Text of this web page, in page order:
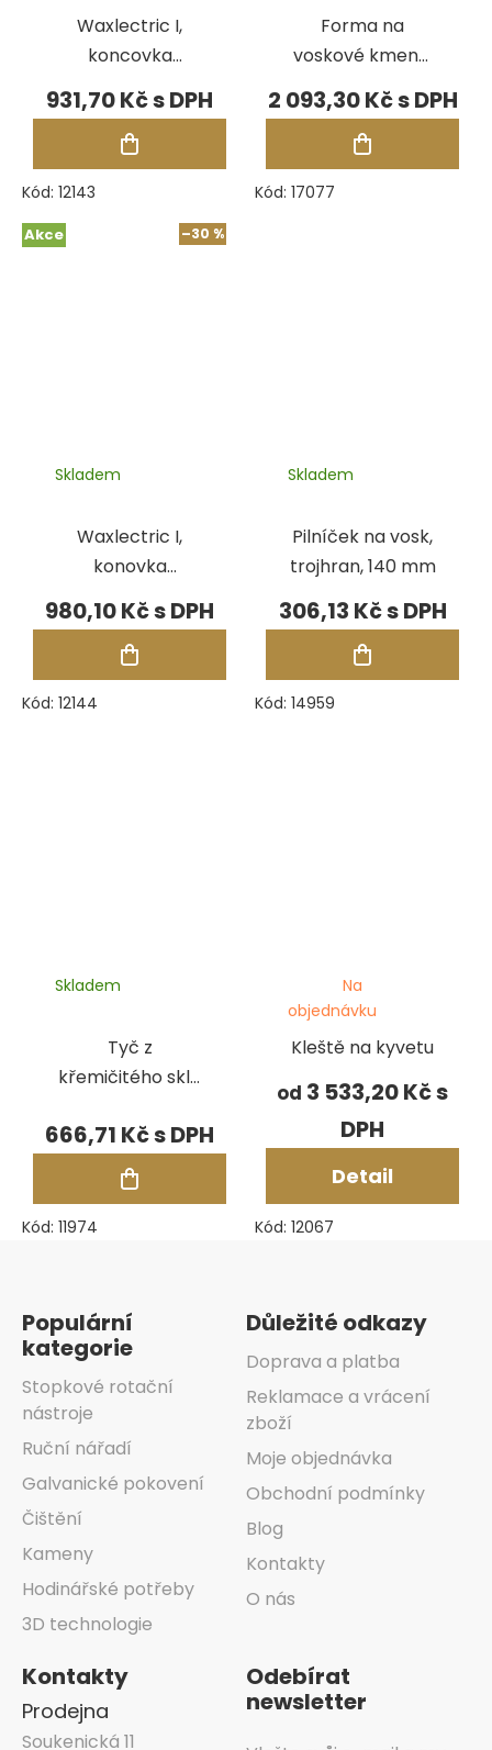
Waxlectric I,
koncovka
lanceta
931,70 Kč
Kód: 12143
Forma na
voskové kmeny,
pr.8-10, délka 180
mm
2 093,30 Kč
Kód: 17077
Akce –30 %
Waxlectric I,
konovka
zakulacená
Skladem
980,10 Kč
Kód: 12144
Pilníček na vosk,
trojhran, 140 mm
Skladem
306,13 Kč
Kód: 14959
Tyč z
křemičitého skla
mm
Skladem
666,71 Kč
Kód: 11974
Kleště na kyvetu
Na
objednávku
od 3 533,20 Kč
Detail
Kód: 12067
Populární
kategorie
Stopkové rotační
nástroje
Ruční nářadí
Galvanické pokovení
Čištění
Kameny
Hodinářské potřeby
3D technologie
Důležité odkazy
Doprava a platba
Reklamace a vrácení
zboží
Moje objednávka
Obchodní podmínky
Blog
Kontakty
O nás
Kontakty
Prodejna
Soukenická 11
Odebírat
newsletter